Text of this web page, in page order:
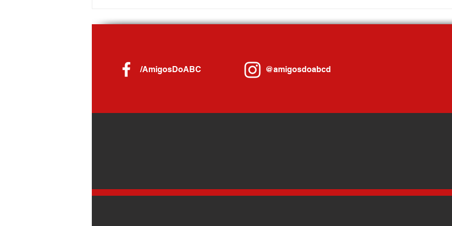
atendimentos nesta segunda-feira (10)
DEPENDÊNCIA EM APOSTAS E
/AmigosDoABC @amigosdoabcd